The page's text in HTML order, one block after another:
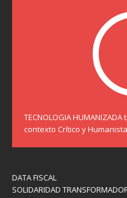
TECNOLOGIA
contexto Crítico y
DATA FISCAL
SOLIDARIDAD